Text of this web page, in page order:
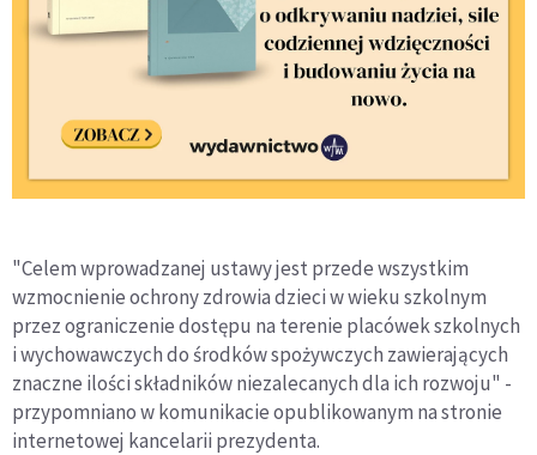
"Celem wprowadzanej ustawy jest przede wszystkim
wzmocnienie ochrony zdrowia dzieci w wieku szkolnym
przez ograniczenie dostępu na terenie placówek szkolnych
i wychowawczych do środków spożywczych zawierających
znaczne ilości składników niezalecanych dla ich rozwoju" -
przypomniano w komunikacie opublikowanym na stronie
internetowej kancelarii prezydenta.